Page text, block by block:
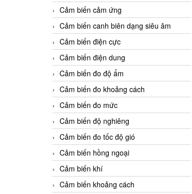
Cảm biến cảm ứng
Cảm biến canh biên dạng siêu âm
Cảm biến điện cực
Cảm biến điện dung
Cảm biến đo độ ẩm
Cảm biến đo khoảng cách
Cảm biến đo mức
Cảm biến độ nghiêng
Cảm biến đo tốc độ gió
Cảm biến hồng ngoại
Cảm biến khí
Cảm biến khoảng cách